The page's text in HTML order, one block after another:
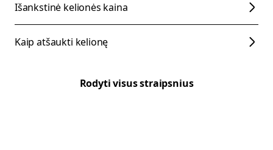
Išankstinė kelionės kaina
Kaip atšaukti kelionę
Rodyti visus straipsnius